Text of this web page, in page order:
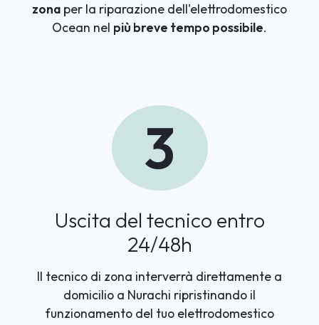
zona per la riparazione dell'elettrodomestico
Ocean nel più breve tempo possibile.
3
Uscita del tecnico entro
24/48h
Il tecnico di zona interverrà direttamente a
domicilio a Nurachi ripristinando il
funzionamento del tuo elettrodomestico